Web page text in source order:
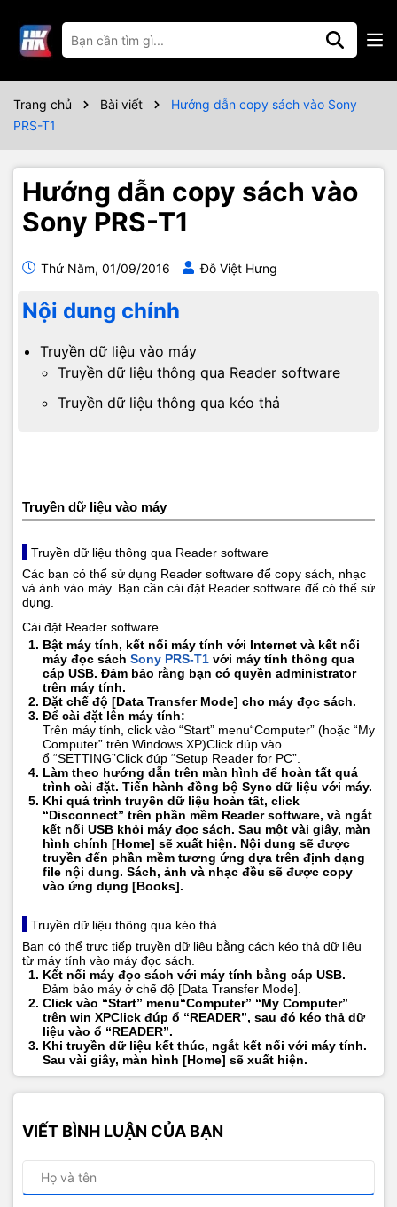
Trang chủ Bài viết
Hướng dẫn copy sách vào Sony
PRS-T1
Hướng dẫn copy sách vào
Sony PRS-T1
Thứ Năm, 01/09/2016 Đỗ Việt Hưng
Nội dung chính
Truyền dữ liệu vào máy
Truyền dữ liệu thông qua Reader software
Truyền dữ liệu thông qua kéo thả
Truyền dữ liệu vào máy
Truyền dữ liệu thông qua Reader software
Các bạn có thể sử dụng Reader software để copy sách, nhạc
và ảnh vào máy. Bạn cần cài đặt Reader software để có thể sử
dụng.
Cài đặt Reader software
Bật máy tính, kết nối máy tính với Internet và kết nối
máy đọc sách Sony PRS-T1 với máy tính thông qua
cáp USB. Đảm bảo rằng bạn có quyền administrator
trên máy tính.
Đặt chế độ [Data Transfer Mode] cho máy đọc sách.
Để cài đặt lên máy tính:
Trên máy tính, click vào “Start” menu“Computer” (hoặc “My
Computer” trên Windows XP)Click đúp vào
ổ “SETTING”Click đúp “Setup Reader for PC”.
Làm theo hướng dẫn trên màn hình để hoàn tất quá
trình cài đặt. Tiến hành đồng bộ Sync dữ liệu với máy.
Khi quá trình truyền dữ liệu hoàn tất, click
“Disconnect” trên phần mềm Reader software, và ngắt
kết nối USB khỏi máy đọc sách. Sau một vài giây, màn
hình chính [Home] sẽ xuất hiện. Nội dung sẽ được
truyền đến phần mềm tương ứng dựa trên định dạng
file nội dung. Sách, ảnh và nhạc đều sẽ được copy
vào ứng dụng [Books].
Truyền dữ liệu thông qua kéo thả
Bạn có thể trực tiếp truyền dữ liệu bằng cách kéo thả dữ liệu
từ máy tính vào máy đọc sách.
Kết nối máy đọc sách với máy tính bằng cáp USB.
Đảm bảo máy ở chế độ [Data Transfer Mode].
Click vào “Start” menu“Computer” “My Computer”
trên win XPClick đúp ổ “READER”, sau đó kéo thả dữ
liệu vào ổ “READER”.
Khi truyền dữ liệu kết thúc, ngắt kết nối với máy tính.
Sau vài giây, màn hình [Home] sẽ xuất hiện.
VIẾT BÌNH LUẬN CỦA BẠN